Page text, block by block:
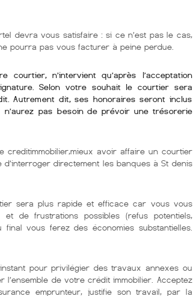
devra vous satisfaire : si ce n’est pas le cas,
pourra pas vous facturer à peine perdue.
n’intervient qu’après l’acceptation
Selon votre souhait le courtier sera
Autrement dit, ses honoraires seront inclus
pas besoin de prévoir une trésorerie
creditimmobilier,mieux avoir affaire un courtier
directement les banques à St denis
sera plus rapide et efficace car vous vous
de frustrations possibles (refus potentiels,
vous ferez des économies substantielles.
pour privilégier des travaux annexes ou
l’ensemble de votre crédit immobilier. Acceptez
emprunteur, justifie son travail, par la